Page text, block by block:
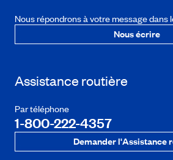
Nous répondrons à votre message dans
Nous écrire
Assistance routière
Par téléphone
1-800-222-4357
Demander l'Assistance